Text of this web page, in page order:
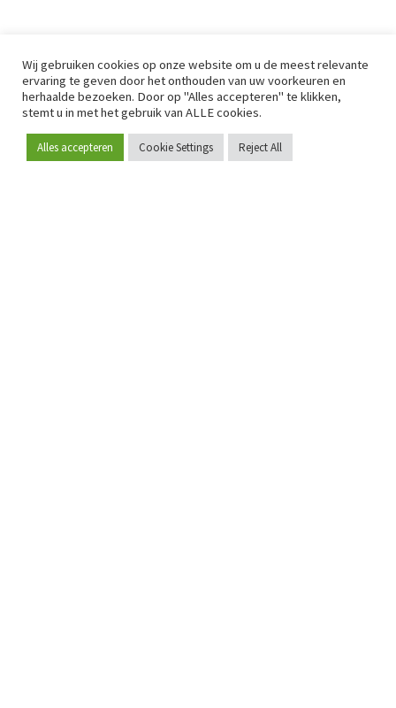
Word lid
Wij gebruiken cookies op onze website om u de meest relevante
ervaring te geven door het onthouden van uw voorkeuren en
herhaalde bezoeken. Door op "Alles accepteren" te klikken,
stemt u in met het gebruik van ALLE cookies.
Alles accepteren Cookie Settings Reject All